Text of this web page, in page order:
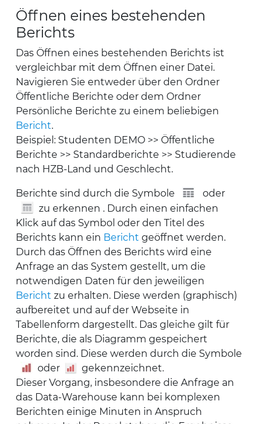
Öffnen eines bestehenden
Berichts
Das Öffnen eines bestehenden Berichts ist
vergleichbar mit dem Öffnen einer Datei.
Navigieren Sie entweder über den Ordner
Öffentliche Berichte oder dem Ordner
Persönliche Berichte zu einem beliebigen
Bericht.
Beispiel: Studenten DEMO >> Öffentliche
Berichte >> Standardberichte >> Studierende
nach HZB-Land und Geschlecht.
Berichte sind durch die Symbole
oder
zu erkennen . Durch einen einfachen
Klick auf das Symbol oder den Titel des
Berichts kann ein Bericht geöffnet werden.
Durch das Öffnen des Berichts wird eine
Anfrage an das System gestellt, um die
notwendigen Daten für den jeweiligen
Bericht zu erhalten. Diese werden (graphisch)
aufbereitet und auf der Webseite in
Tabellenform dargestellt. Das gleiche gilt für
Berichte, die als Diagramm gespeichert
worden sind. Diese werden durch die Symbole
oder
gekennzeichnet.
Dieser Vorgang, insbesondere die Anfrage an
das Data-Warehouse kann bei komplexen
Berichten einige Minuten in Anspruch